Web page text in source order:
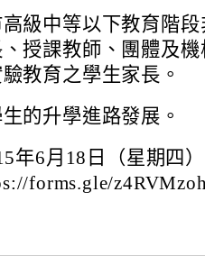
級中等以下教育階
授課教師、團體及機
教育之學生家長。
的升學進路發展。
年6月18日（星期四
forms.gle/